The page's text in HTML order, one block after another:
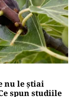
nu le știai
spun studiile